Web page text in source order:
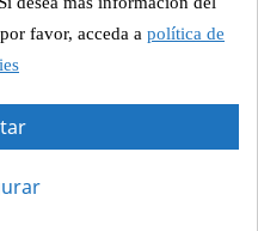
favor, acceda a política de